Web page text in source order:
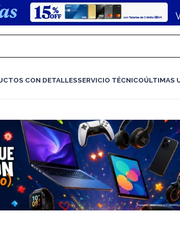
CON DETALLESSERVICIO TÉCNICOÚLTIMAS